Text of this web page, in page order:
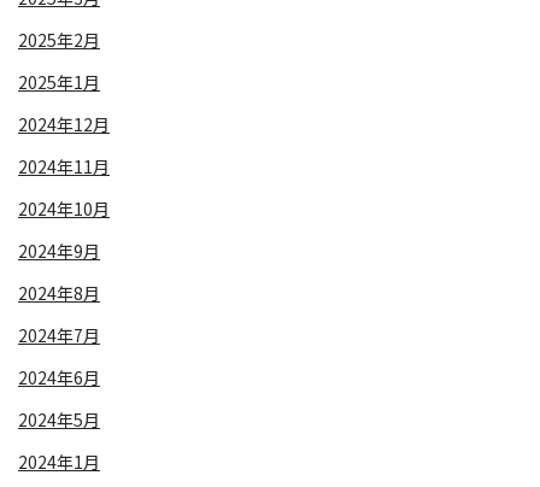
2025年2月
2025年1月
2024年12月
2024年11月
2024年10月
2024年9月
2024年8月
2024年7月
2024年6月
2024年5月
2024年1月